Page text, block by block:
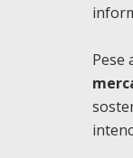
Pese